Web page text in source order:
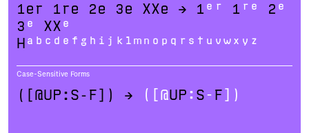
1er 1re 2e 3e XXe → 1 er 1 re 2 e
3 e XX e
H abcdefghijklmnopqrstuvwxyz
Case-Sensitive Forms
([@UP:S-F]) → ([@UP : S - F ])